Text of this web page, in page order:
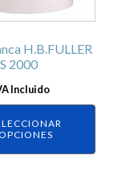
H.B.FULLER
2000
Incluido